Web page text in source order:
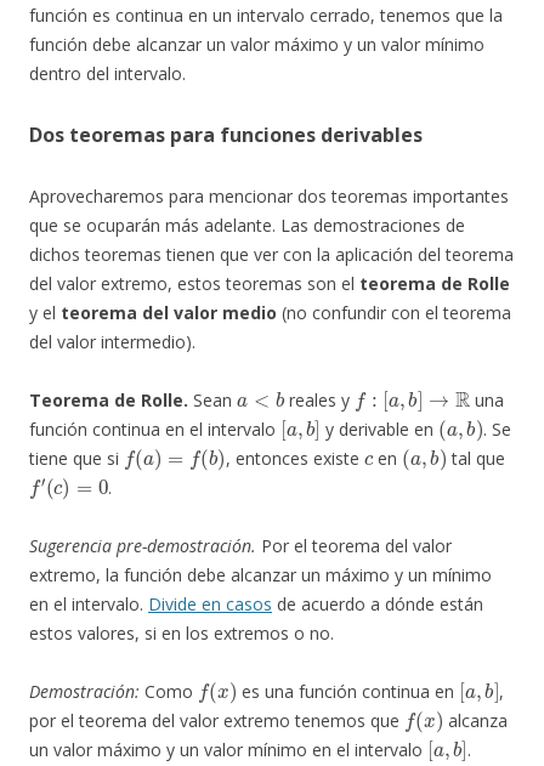
función es continua en un intervalo cerrado, tenemos que la
función debe alcanzar un valor máximo y un valor mínimo
dentro del intervalo.
Dos teoremas para funciones derivables
Aprovecharemos para mencionar dos teoremas importantes
que se ocuparán más adelante. Las demostraciones de
dichos teoremas tienen que ver con la aplicación del teorema
del valor extremo, estos teoremas son el teorema de Rolle
y el teorema del valor medio (no confundir con el teorema
del valor intermedio).
Teorema de Rolle. Sean reales y
: a, ]→
una
función continua en el intervalo
[a,b]
y derivable en
(a,b)
. Se
tiene que si
f(a)=f(b)
, entonces existe
c
en
(a,b)
tal que
f′(c)=0
.
Sugerencia pre-demostración. Por el teorema del valor
extremo, la función debe alcanzar un máximo y un mínimo
en el intervalo. Divide en casos de acuerdo a dónde están
estos valores, si en los extremos o no.
Demostración: Como
(x
es una función continua en
[ b]
,
por el teorema del valor extremo tenemos que
f(x
alcanza
un valor máximo y un valor mínimo en el intervalo
[a ,b]
.